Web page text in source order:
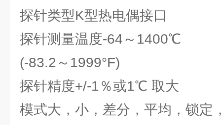
探针类型K型热电偶接口
探针测量温度-64～1400℃
(-83.2～1999°F)
探针精度+/-1％或1℃ 取大
模式大，小，差分，平均，锁定